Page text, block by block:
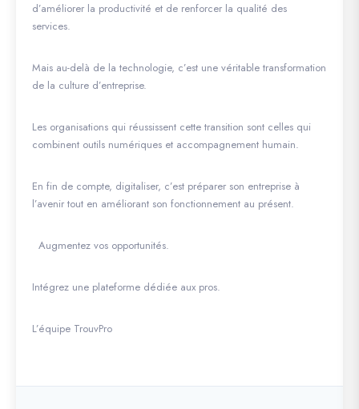
d’améliorer la productivité et de renforcer la qualité des
services.
Mais au-delà de la technologie, c’est une véritable transformation
de la culture d’entreprise.
Les organisations qui réussissent cette transition sont celles qui
combinent outils numériques et accompagnement humain.
En fin de compte, digitaliser, c’est préparer son entreprise à
l’avenir tout en améliorant son fonctionnement au présent.
Augmentez vos opportunités.
Intégrez une plateforme dédiée aux pros.
L’équipe TrouvPro